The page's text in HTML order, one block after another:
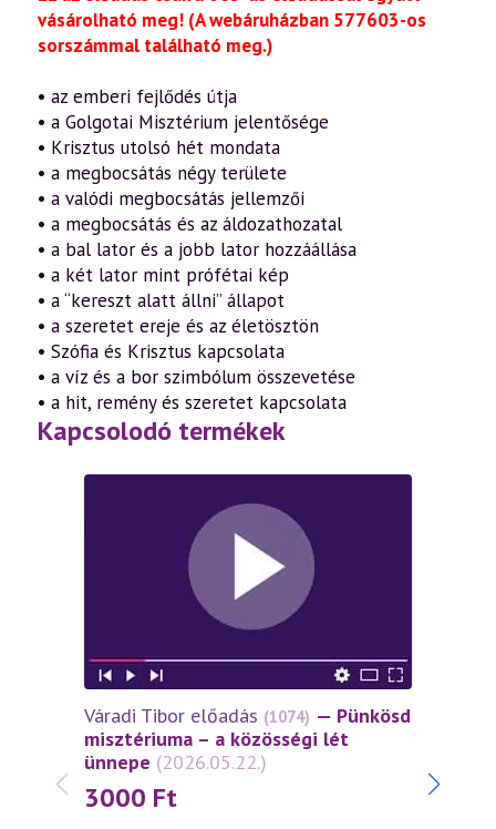
vásárolható meg! (A webáruházban 577603-os
sorszámmal található meg.)
• az emberi fejlődés útja
• a Golgotai Misztérium jelentősége
• Krisztus utolsó hét mondata
• a megbocsátás négy területe
• a valódi megbocsátás jellemzői
• a megbocsátás és az áldozathozatal
• a bal lator és a jobb lator hozzáállása
• a két lator mint prófétai kép
• a “kereszt alatt állni” állapot
• a szeretet ereje és az életösztön
• Szófia és Krisztus kapcsolata
• a víz és a bor szimbólum összevetése
• a hit, remény és szeretet kapcsolata
Kapcsolodó termékek
Váradi Tibor előadás (1074) — Pünkösd
misztériuma – a közösségi lét
ünnepe (2026.05.22.)
3000 Ft